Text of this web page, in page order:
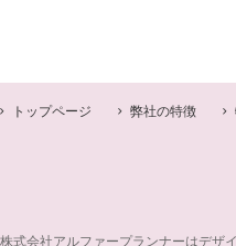
トップページ 弊社の特徴
株式会社アルファープランナーはデザ